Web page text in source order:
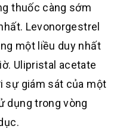
thuốc càng sớm
Levonorgestrel
một liều duy nhất
Ulipristal acetate
sự giám sát của một
dụng trong vòng